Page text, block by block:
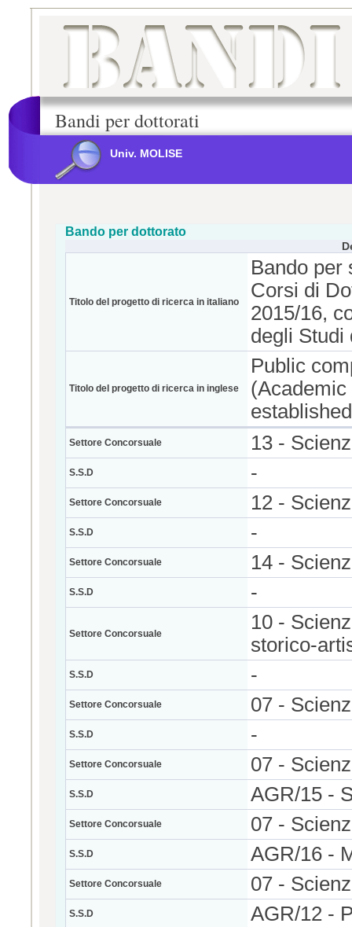
Bandi per dottorati
Univ. MOLISE
Bando per dottorato
Titolo del progetto di ricerca in italiano
Bando per
Corsi di
2015/16,
degli Studi
Titolo del progetto di ricerca in inglese
Public
(Academic
Settore Concorsuale 13 -
S.S.D -
Settore Concorsuale 12 -
S.S.D -
Settore Concorsuale 14 -
S.S.D -
Settore Concorsuale
10 -
storico-
S.S.D -
Settore Concorsuale 07 -
S.S.D -
Settore Concorsuale 07 -
S.S.D AGR/15 -
Settore Concorsuale 07 -
S.S.D AGR/16 -
Settore Concorsuale 07 -
S.S.D AGR/12 -